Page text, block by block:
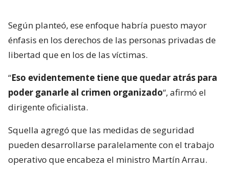
Según planteó, ese enfoque habría puesto mayor
énfasis en los derechos de las personas privadas de
libertad que en los de las víctimas.
“Eso evidentemente tiene que quedar atrás para
poder ganarle al crimen organizado“, afirmó el
dirigente oficialista.
Squella agregó que las medidas de seguridad
pueden desarrollarse paralelamente con el trabajo
operativo que encabeza el ministro Martín Arrau.